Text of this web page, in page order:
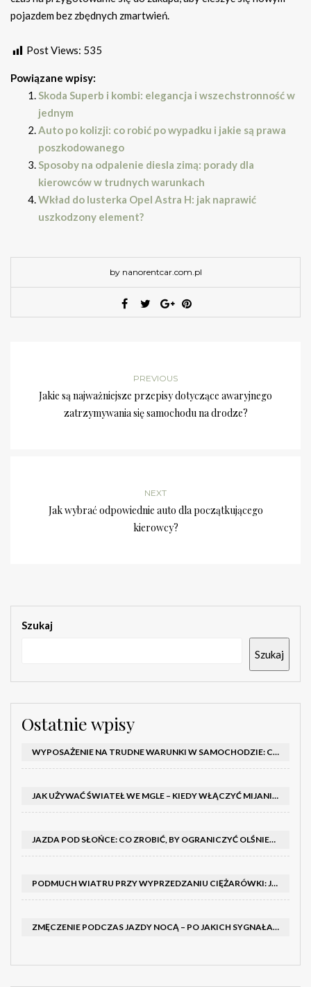
pojazdem bez zbędnych zmartwień.
Post Views: 535
Powiązane wpisy:
Skoda Superb i kombi: elegancja i wszechstronność w
jednym
Auto po kolizji: co robić po wypadku i jakie są prawa
poszkodowanego
Sposoby na odpalenie diesla zimą: porady dla
kierowców w trudnych warunkach
Wkład do lusterka Opel Astra H: jak naprawić
uszkodzony element?
by nanorentcar.com.pl
PREVIOUS
Jakie są najważniejsze przepisy dotyczące awaryjnego
zatrzymywania się samochodu na drodze?
NEXT
Jak wybrać odpowiednie auto dla początkującego
kierowcy?
Szukaj
Szukaj
Ostatnie wpisy
WYPOSAŻENIE NA TRUDNE WARUNKI W SAMOCHODZIE: CO MIEĆ ZIMĄ, W TRASIE I NA WYPADEK AWARII
JAK UŻYWAĆ ŚWIATEŁ WE MGLE – KIEDY WŁĄCZYĆ MIJANIA I PRZECIWMGIELNE ORAZ CZEGO NIE ROBIĆ
JAZDA POD SŁOŃCE: CO ZROBIĆ, BY OGRANICZYĆ OLŚNIENIE I POPRAWIĆ WIDOCZNOŚĆ
PODMUCH WIATRU PRZY WYPRZEDZANIU CIĘŻARÓWKI: JAK UTRZYMAĆ TOR JAZDY I OPANOWAĆ AUTO
ZMĘCZENIE PODCZAS JAZDY NOCĄ – PO JAKICH SYGNAŁACH ROZPOZNAĆ SENNOŚĆ ZA KIEROWNICĄ I KIEDY ZROBIĆ PRZERWĘ